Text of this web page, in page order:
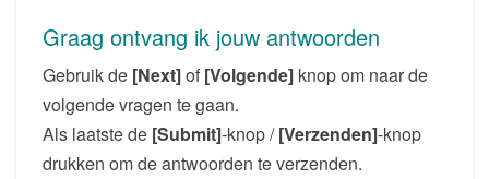
Graag ontvang ik jouw antwoorden
Gebruik de [Next]of [Volgende] knop om naar de
volgende vragen te gaan.
Als laatste de [Submit]-knop /[Verzenden]-knop
drukken om de antwoorden te verzenden.